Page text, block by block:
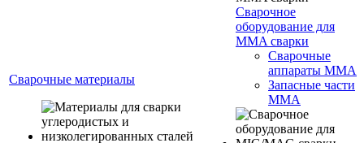
Сварочные материалы
Сварочное
оборудование для
MMA сварки
Сварочные
аппараты MMA
Запасные части
MMA